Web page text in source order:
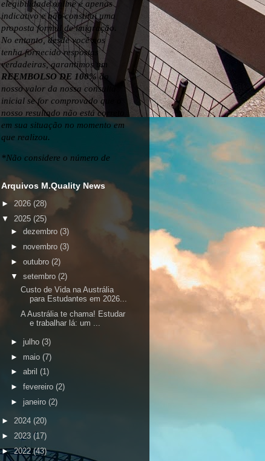
Arquivos M.Quality News
► 2026 (28)
▼ 2025 (25)
►dezembro(3)
► novembro(3)
►outubro(2)
▼setembro(2)
Custo de Vida na Austrália
para Estudantes em 2026...
A Austrália te chama! Estudar
e trabalhar lá: um ...
► julho(3)
► maio(7)
►abril(1)
►fevereiro(2)
► janeiro(2)
► 2024 (20)
► 2023(17)
►2022(43)